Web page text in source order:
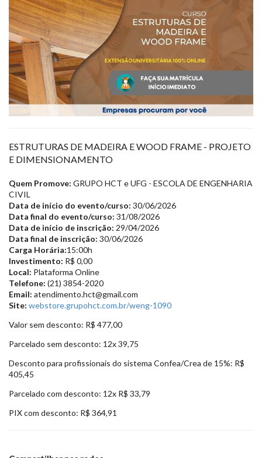
ESTRUTURAS DE MADEIRA E WOOD FRAME - PROJETO
E DIMENSIONAMENTO
Quem Promove: GRUPO HCT e UFG - ESCOLA DE ENGENHARIA
CIVIL
Data de início do evento/curso: 30/06/2026
Data final do evento/curso: 31/08/2026
Data de início de inscrição: 29/04/2026
Data final de inscrição: 30/06/2026
Carga Horária:15:00h
Investimento: R$ 0,00
Local: Plataforma Online
Telefone: (21) 3854-2020
Email: atendimento.hct@gmail.com
Site: webstore.grupohct.com.br/weng-1090
Valor sem desconto: R$ 477,00
Parcelado sem desconto: 12x 39,75
Desconto para profissionais do sistema Confea/Crea de 15%: R$
405,45
Parcelado com desconto: 12x R$ 33,79
PIX com desconto: R$ 364,91